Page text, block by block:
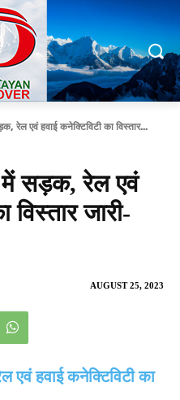
रेल एवं हवाई कनेक्टिविटी का विस्तार...
में सड़क, रेल एवं
विस्तार जारी-
AUGUST 25, 2023